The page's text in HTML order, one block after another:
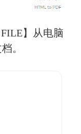
】从电脑
。